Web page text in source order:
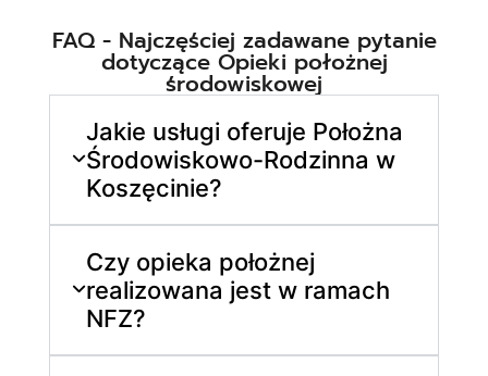
FAQ - Najczęściej zadawane pytanie
dotyczące Opieki położnej
środowiskowej
Jakie usługi oferuje Położna
Środowiskowo-Rodzinna w
Koszęcinie?
Czy opieka położnej
realizowana jest w ramach
NFZ?